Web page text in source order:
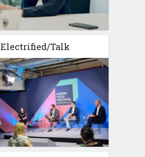
Electrified/Talk